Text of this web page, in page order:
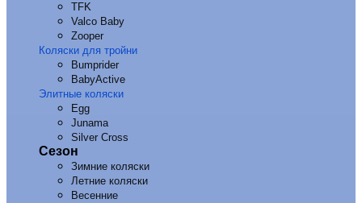
TFK
Valco Baby
Zooper
Коляски для тройни
Bumprider
BabyActive
Элитные коляски
Egg
Junama
Silver Cross
Сезон
Зимние коляски
Летние коляски
Весенние